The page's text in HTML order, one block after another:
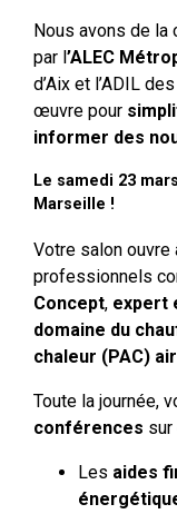
Nous avons de la
par l’ALEC
d’Aix et l’ADIL
œuvre pour
informer des
Le samedi 23
Marseille !
Votre salon ouvre
professionnels
Concept, expert
domaine du
chaleur (PAC)
Toute la journée,
conférences
Les aides